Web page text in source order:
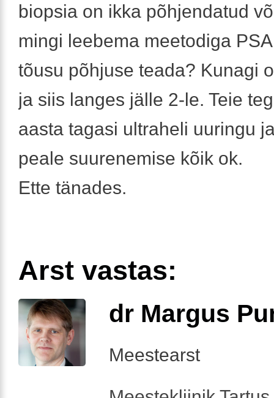
biopsia on ikka põhjendatud
mingi leebema meetodiga
tõusu põhjuse teada? Kunagi
ja siis langes jälle 2-le. Teie
aasta tagasi ultraheli uuringu
peale suurenemise kõik ok.
Ette tänades.
Arst vastas:
dr Margus
Meestearst